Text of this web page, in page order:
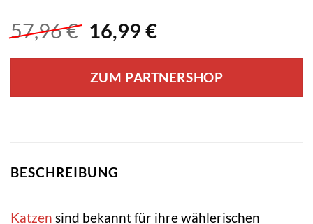
57,96€ Ursprünglicher
war:
57,96 €
16,99 €Aktueller
ist:
16,99 €.
ZUM PARTNERSHOP
BESCHREIBUNG
Katzen sind bekannt für ihre wählerischen